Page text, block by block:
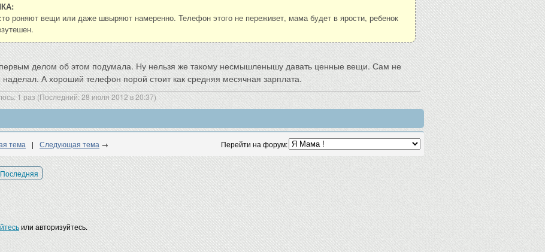
роняют вещи или даже швыряют намеренно. Телефон этого не переживет, мама будет в ярости, ребенок
делом об этом подумала. Ну нельзя же такому несмышленышу давать ценные вещи. Сам не
наделал. А хороший телефон порой стоит как средняя месячная зарплата.
1 раз (Последний: 28 июля 2012 в 20:37)
тема | Следующая тема → Перейти на форум:
Последняя
или авторизуйтесь.